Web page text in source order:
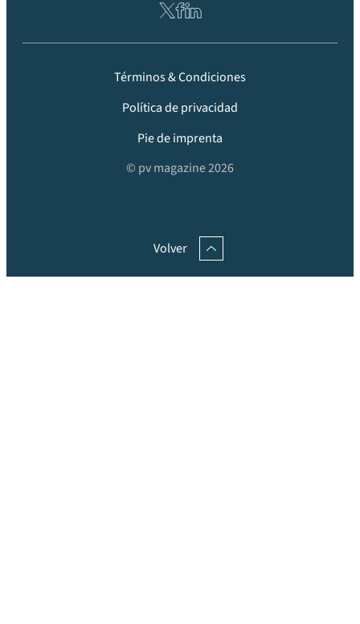
Términos & Condiciones
Política de privacidad
Pie de imprenta
© pv magazine 2026
Volver